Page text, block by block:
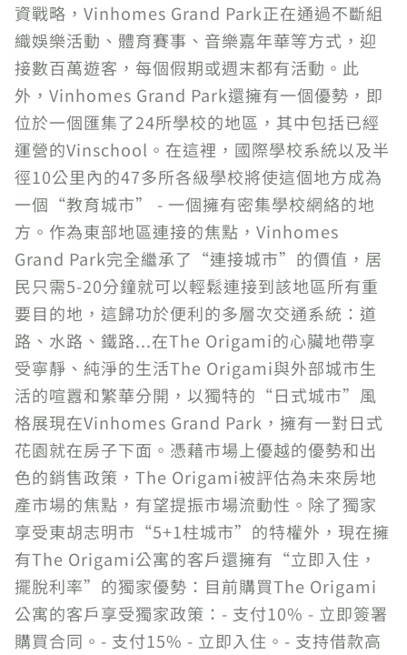
資戰略，Vinhomes Grand Park正在通過不斷組
織娛樂活動、體育賽事、音樂嘉年華等方式，迎
接數百萬遊客，每個假期或週末都有活動。此
外，Vinhomes Grand Park還擁有一個優勢，即
位於一個匯集了24所學校的地區，其中包括已經
運營的Vinschool。在這裡，國際學校系統以及半
徑10公里內的47多所各級學校將使這個地方成為
一個“教育城市” - 一個擁有密集學校網絡的地
方。作為東部地區連接的焦點，Vinhomes
Grand Park完全繼承了“連接城市”的價值，居
民只需5-20分鐘就可以輕鬆連接到該地區所有重
要目的地，這歸功於便利的多層次交通系統：道
路、水路、鐵路...在The Origami的心臟地帶享
受寧靜、純淨的生活The Origami與外部城市生
活的喧囂和繁華分開，以獨特的“日式城市”風
格展現在Vinhomes Grand Park，擁有一對日式
花園就在房子下面。憑藉市場上優越的優勢和出
色的銷售政策，The Origami被評估為未來房地
產市場的焦點，有望提振市場流動性。除了獨家
享受東胡志明市“5+1柱城市”的特權外，現在擁
有The Origami公寓的客戶還擁有“立即入住，
擺脫利率”的獨家優勢：目前購買The Origami
公寓的客戶享受獨家政策：- 支付10% - 立即簽署
購買合同。- 支付15% - 立即入住。- 支持借款高